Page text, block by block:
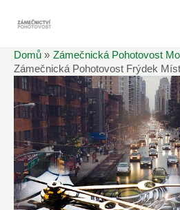
Domů
Zámečnická Pohotovost
Zámečnická Pohotovost Frýdek